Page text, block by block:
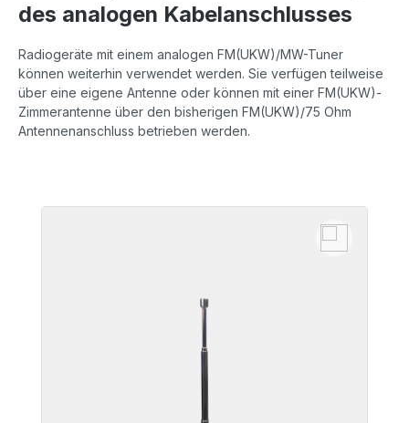
des analogen Kabelanschlusses
Radiogeräte mit einem analogen FM(UKW)/MW-Tuner
können weiterhin verwendet werden. Sie verfügen teilweise
über eine eigene Antenne oder können mit einer FM(UKW)-
Zimmerantenne über den bisherigen FM(UKW)/75 Ohm
Antennenanschluss betrieben werden.